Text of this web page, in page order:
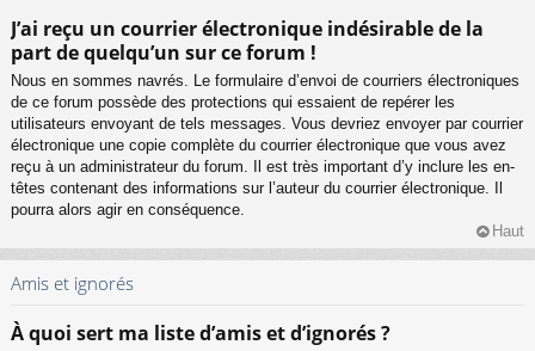
J’ai reçu un courrier électronique indésirable de la
part de quelqu’un sur ce forum !
Nous en sommes navrés. Le formulaire d’envoi de courriers électroniques
de ce forum possède des protections qui essaient de repérer les
utilisateurs envoyant de tels messages. Vous devriez envoyer par courrier
électronique une copie complète du courrier électronique que vous avez
reçu à un administrateur du forum. Il est très important d’y inclure les en-
têtes contenant des informations sur l’auteur du courrier électronique. Il
pourra alors agir en conséquence.
Haut
Amis et ignorés
À quoi sert ma liste d’amis et d’ignorés ?